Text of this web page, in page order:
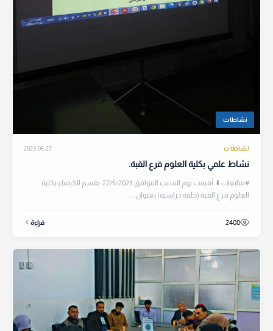
نشاطات
نشاطات 2023-05-27
نشاط علمي بكلية العلوم فرع القبة.
#متابعات ⬇️ أقيمت يوم السبت الموافق 27/5/2023 بقسم الكيمياء بكلية
العلوم فرع القبة (حلقة دراسية) بعنوان: ...
2408 قراءة